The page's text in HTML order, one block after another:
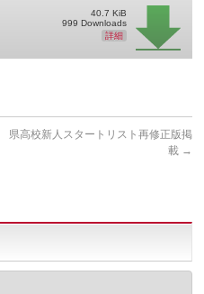
40.7 KiB
999 Downloads
詳細
県高校新人スタートリスト再修正版掲
載 →